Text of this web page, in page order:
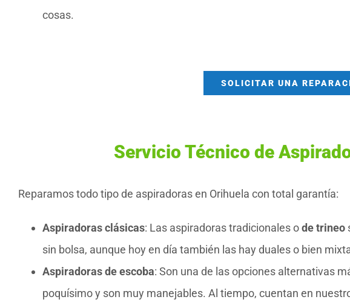
cosas.
SOLICITAR UNA
Servicio Técnico de
Reparamos todo tipo de aspiradoras en Orihuela con total garantía:
Aspiradoras clásicas: Las aspiradoras tradicionales ode trineo
sin bolsa, aunque hoy en día también las hay duales o bien
Aspiradoras de escoba: Son una de las opciones alternativas
poquísimo y son muy manejables. Al tiempo, cuentan en